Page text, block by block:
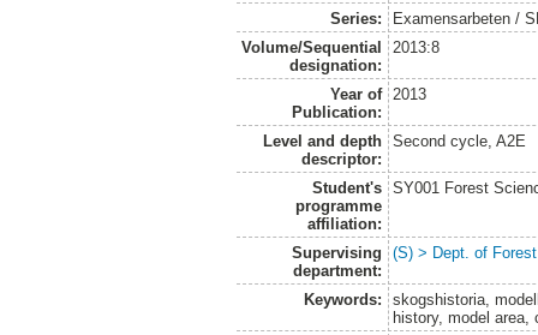
Series:
Examensarbeten /
Volume/Sequential
designation:
2013:8
Year of
Publication:
2013
Level and depth
descriptor:
Second cycle, A2E
Student's
programme
affiliation:
SY001 Forest
Supervising
department:
(S) > Dept. of
Keywords:
skogshistoria,
history, model area,